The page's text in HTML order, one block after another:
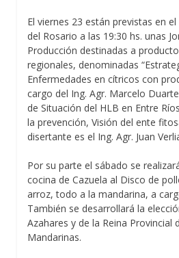
El viernes 23 están previstas en
del Rosario a las 19:30 hs. unas
Producción destinadas a
regionales, denominadas
Enfermedades en cítricos con
cargo del Ing. Agr. Marcelo
de Situación del HLB en Entre
la prevención, Visión del ente
disertante es el Ing. Agr. Juan
Por su parte el sábado se
cocina de Cazuela al Disco de
arroz, todo a la mandarina, a
También se desarrollará la
Azahares y de la Reina Provincial
Mandarinas.